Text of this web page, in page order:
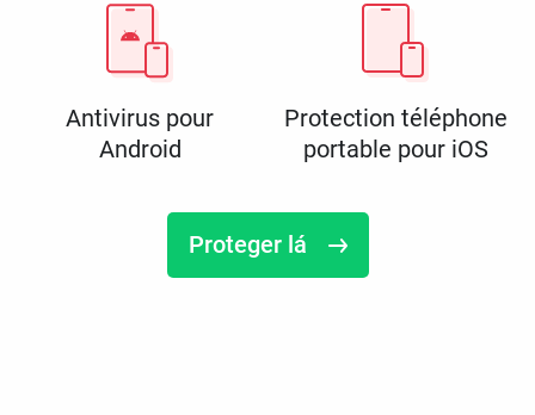
Antivirus pour
Android
Protection téléphone
portable pour iOS
Proteger lá